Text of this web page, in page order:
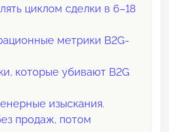
циклом сделки в 6–18
метрики B2G-
которые убивают B2G
изыскания.
продаж, потом